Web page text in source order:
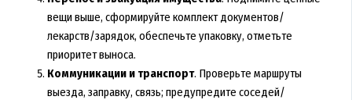
вещи выше, сформируйте комплект документов/
лекарств/зарядок, обеспечьте упаковку, отметьте
приоритет выноса.
Коммуникации и транспорт. Проверьте маршруты
выезда, заправку, связь; предупредите соседей/